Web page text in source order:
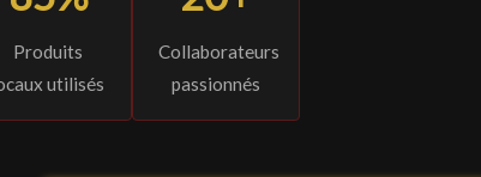
Produits
utilisés
Collaborateurs
passionnés